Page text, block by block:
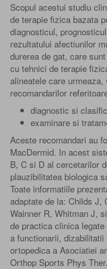
Scopul acestui studiu
de terapie fizica bazata
diagnosticul,
rezultatului afectiunilor
durerea de gat, care
cu tehnici de terapie
alineatele care
recomandarilor
diagnostic si
examinare si
Aceste recomandari au
MacDermid. In acest
B, C si D al cercetarilor
plauzibilitatea biologica
Toate informatiile
adaptate de la: Childs J,
Wainner R, Whitman J,
de practica clinica
a functionarii,
ortopedica a Asociatiei
Orthop Sports Phys